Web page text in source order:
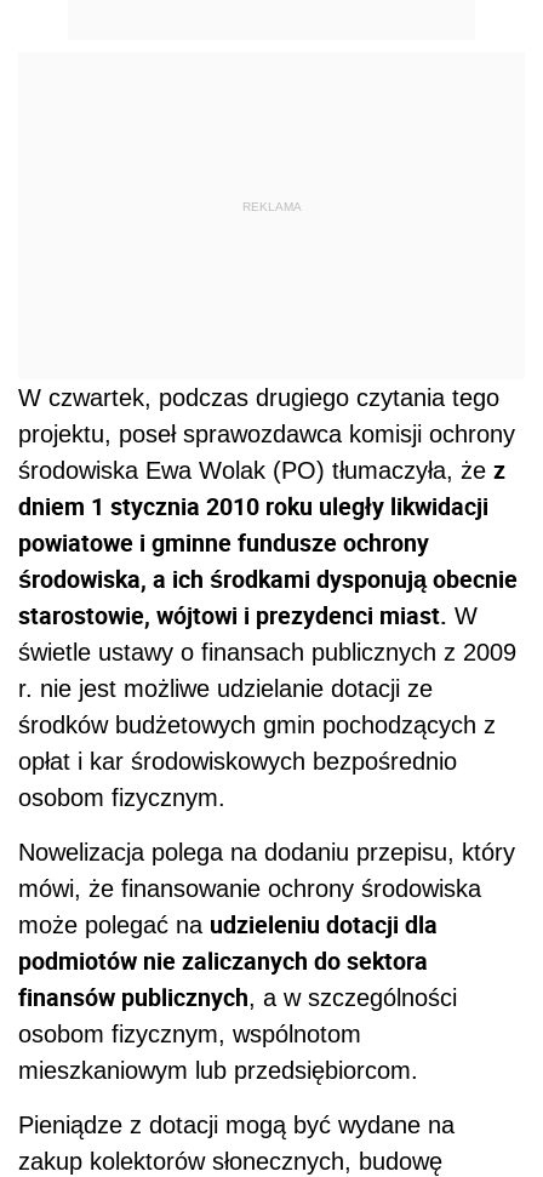
REKLAMA
W czwartek, podczas drugiego czytania tego
projektu, poseł sprawozdawca komisji ochrony
środowiska Ewa Wolak (PO) tłumaczyła, że z
dniem 1 stycznia 2010 roku uległy likwidacji
powiatowe i gminne fundusze ochrony
środowiska, a ich środkami dysponują obecnie
starostowie, wójtowi i prezydenci miast. W
świetle ustawy o finansach publicznych z 2009
r. nie jest możliwe udzielanie dotacji ze
środków budżetowych gmin pochodzących z
opłat i kar środowiskowych bezpośrednio
osobom fizycznym.
Nowelizacja polega na dodaniu przepisu, który
mówi, że finansowanie ochrony środowiska
może polegać na udzieleniu dotacji dla
podmiotów nie zaliczanych do sektora
finansów publicznych, a w szczególności
osobom fizycznym, wspólnotom
mieszkaniowym lub przedsiębiorcom.
Pieniądze z dotacji mogą być wydane na
zakup kolektorów słonecznych, budowę